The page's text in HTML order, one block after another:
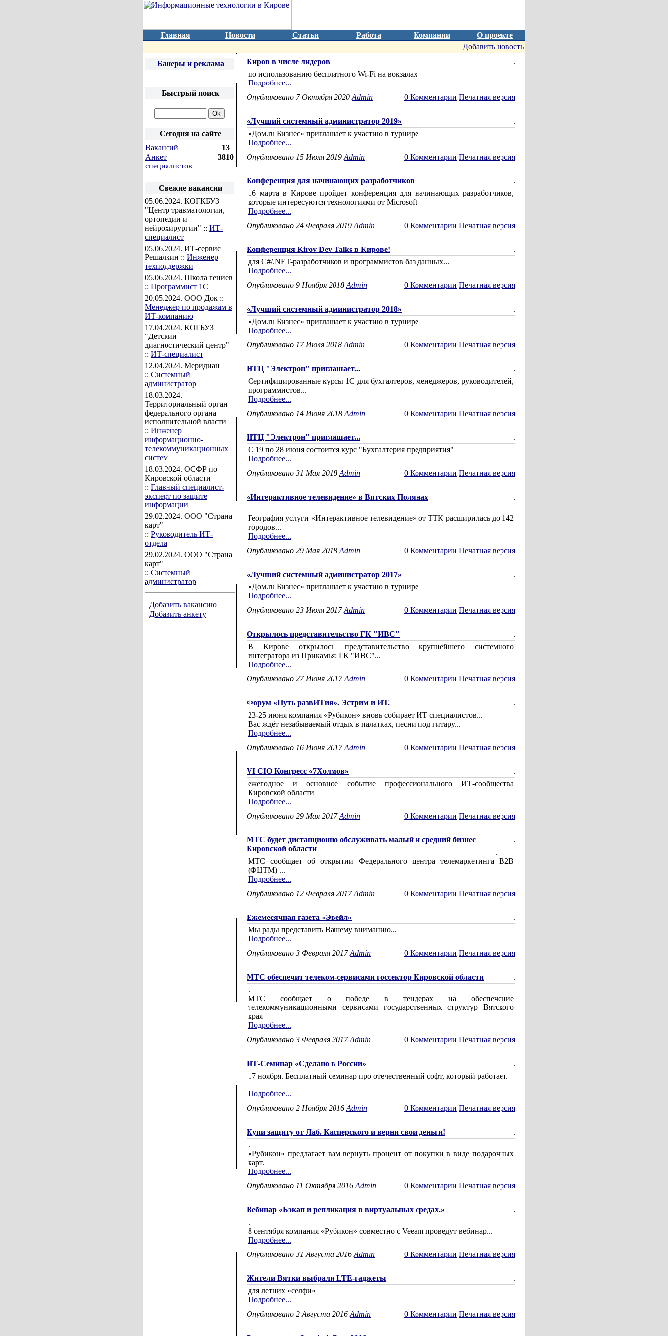
Главная Новости Статьи Работа Компании
О проекте
Добавить новость
Банеры и реклама
Быстрый поиск
Сегодня на сайте
Вакансий
13
Анкет
специалистов
3810
Свежие вакансии
05.06.2024. КОГКБУЗ
"Центр травматологии,
ортопедии и
нейрохирургии" :: ИТ-
специалист
05.06.2024. ИТ-сервис
Решалкин :: Инженер
техподдержки
05.06.2024. Школа гениев
:: Программист 1С
20.05.2024. ООО Док ::
Менеджер по продажам в
ИТ-компанию
17.04.2024. КОГБУЗ
"Детский
диагностический центр"
:: ИТ-специалист
12.04.2024. Меридиан
:: Системный
администратор
18.03.2024.
Территориальный орган
федерального органа
исполнительной власти
:: Инженер
информационно-
телекоммуникационных
систем
18.03.2024. ОСФР по
Кировской области
:: Главный специалист-
эксперт по защите
информации
29.02.2024. ООО "Страна
карт"
:: Руководитель ИТ-
отдела
29.02.2024. ООО "Страна
карт"
:: Системный
администратор
Добавить вакансию
Добавить анкету
Киров в числе лидеров
.
по использованию бесплатного Wi-Fi на вокзалах
Подробнее...
0 Комментарии Печатная версия
Опубликовано 7 Октября 2020 Admin
«Лучший системный администратор 2019»
.
«Дом.ru Бизнес» приглашает к участию в турнире
Подробнее...
0 Комментарии Печатная версия
Опубликовано 15 Июля 2019 Admin
Конференция для начинающих разработчиков
.
16 марта в Кирове пройдет конференция для начинающих разработчиков,
которые интересуются технологиями от Microsoft
Подробнее...
0 Комментарии Печатная версия
Опубликовано 24 Февраля 2019 Admin
Конференция Kirov Dev Talks в Кирове!
.
для C#/.NET-разработчиков и программистов баз данных...
Подробнее...
0 Комментарии Печатная версия
Опубликовано 9 Ноября 2018 Admin
«Лучший системный администратор 2018»
.
«Дом.ru Бизнес» приглашает к участию в турнире
Подробнее...
0 Комментарии Печатная версия
Опубликовано 17 Июля 2018 Admin
НТЦ "Электрон" приглашает...
.
Сертифицированные курсы 1С для бухгалтеров, менеджеров, руководителей,
программистов...
Подробнее...
0 Комментарии Печатная версия
Опубликовано 14 Июня 2018 Admin
НТЦ "Электрон" приглашает...
.
С 19 по 28 июня состоится курс "Бухгалтерия предприятия"
Подробнее...
0 Комментарии Печатная версия
Опубликовано 31 Мая 2018 Admin
«Интерактивное телевидение» в Вятских Полянах .
География услуги «Интерактивное телевидение» от ТТК расширилась до 142
городов...
Подробнее...
0 Комментарии Печатная версия
Опубликовано 29 Мая 2018 Admin
«Лучший системный администратор 2017»
.
«Дом.ru Бизнес» приглашает к участию в турнире
Подробнее...
0 Комментарии Печатная версия
Опубликовано 23 Июля 2017Admin
Открылось представительство ГК "ИВС"
.
В Кирове открылось представительство крупнейшего системного
интегратора из Прикамья: ГК "ИВС"...
Подробнее...
0 Комментарии Печатная версия
Опубликовано 27 Июня 2017Admin
Форум «Путь развИТия». Эстрим и ИТ.
.
23-25 июня компания «Рубикон» вновь собирает ИТ специалистов...
Вас ждёт незабываемый отдых в палатках, песни под гитару...
Подробнее...
0 Комментарии Печатная версия
Опубликовано 16 Июня 2017Admin
VI CIO Конгресс «7Холмов»
.
ежегодное и основное событие профессионального ИТ-сообщества
Кировской области
Подробнее...
0 Комментарии Печатная версия
Опубликовано 29 Мая 2017Admin
МТС будет дистанционно обслуживать малый и средний бизнес
Кировской области
.
.
МТС сообщает об открытии Федерального центра телемаркетинга В2В
(ФЦТМ) ...
Подробнее...
0 Комментарии Печатная версия
Опубликовано 12 Февраля 2017Admin
Ежемесячная газета «Эвейл»
.
Мы рады представить Вашему вниманию...
Подробнее...
0 Комментарии Печатная версия
Опубликовано 3 Февраля 2017Admin
МТС обеспечит телеком-сервисами госсектор Кировской области
.
.
МТС сообщает о победе в тендерах на обеспечение
телекоммуникационными сервисами государственных структур Вятского
края
Подробнее...
0 Комментарии Печатная версия
Опубликовано 3 Февраля 2017Admin
ИТ-Семинар «Сделано в России»
.
17 ноября. Бесплатный семинар про отечественный софт, который работает.
Подробнее...
0 Комментарии Печатная версия
Опубликовано 2 Ноября 2016 Admin
Купи защиту от Лаб. Касперского и верни свои деньги!
.
.
«Рубикон» предлагает вам вернуть процент от покупки в виде подарочных
карт.
Подробнее...
0 Комментарии Печатная версия
Опубликовано 11 Октября 2016 Admin
Вебинар «Бэкап и репликация в виртуальных средах.»
.
.
8 сентября компания «Рубикон» совместно с Veeam проведут вебинар...
Подробнее...
0 Комментарии Печатная версия
Опубликовано 31 Августа 2016 Admin
Жители Вятки выбрали LTE-гаджеты
.
для летних «селфи»
Подробнее...
0 Комментарии Печатная версия
Опубликовано 2 Августа 2016 Admin